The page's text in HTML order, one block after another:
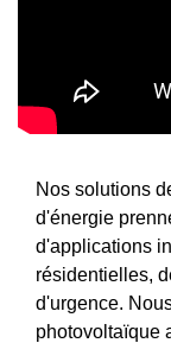
Nos solutions
d'énergie
d'applications
résidentielles,
d'urgence.
photovoltaïque